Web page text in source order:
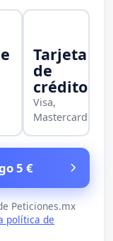
Tarjeta
de
crédito
Visa,
Mastercard
5 €
Peticiones.mx
política de